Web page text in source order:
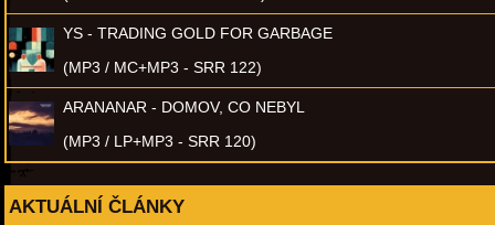
YS - TRADING GOLD FOR GARBAGE
(MP3 / MC+MP3 - SRR 122)
ARANANAR - DOMOV, CO NEBYL
(MP3 / LP+MP3 - SRR 120)
AKTUÁLNÍ ČLÁNKY